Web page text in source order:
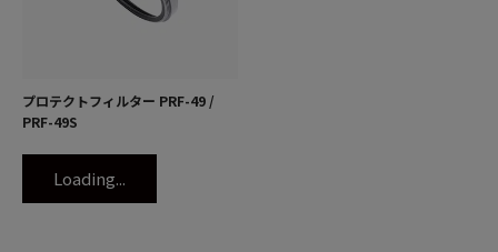
プロテクトフィルター PRF-49 /
PRF-49S
Loading...